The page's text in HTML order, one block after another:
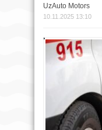
UzAuto Motors
10.11.2025 13:10